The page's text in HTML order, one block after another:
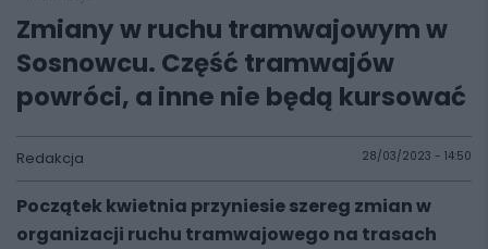
Zmiany w ruchu tramwajowym w
Sosnowcu. Część tramwajów
powróci, a inne nie będą kursować
Redakcja 28/03/2023 - 14:50
Początek kwietnia przyniesie szereg zmian w
organizacji ruchu tramwajowego na trasach